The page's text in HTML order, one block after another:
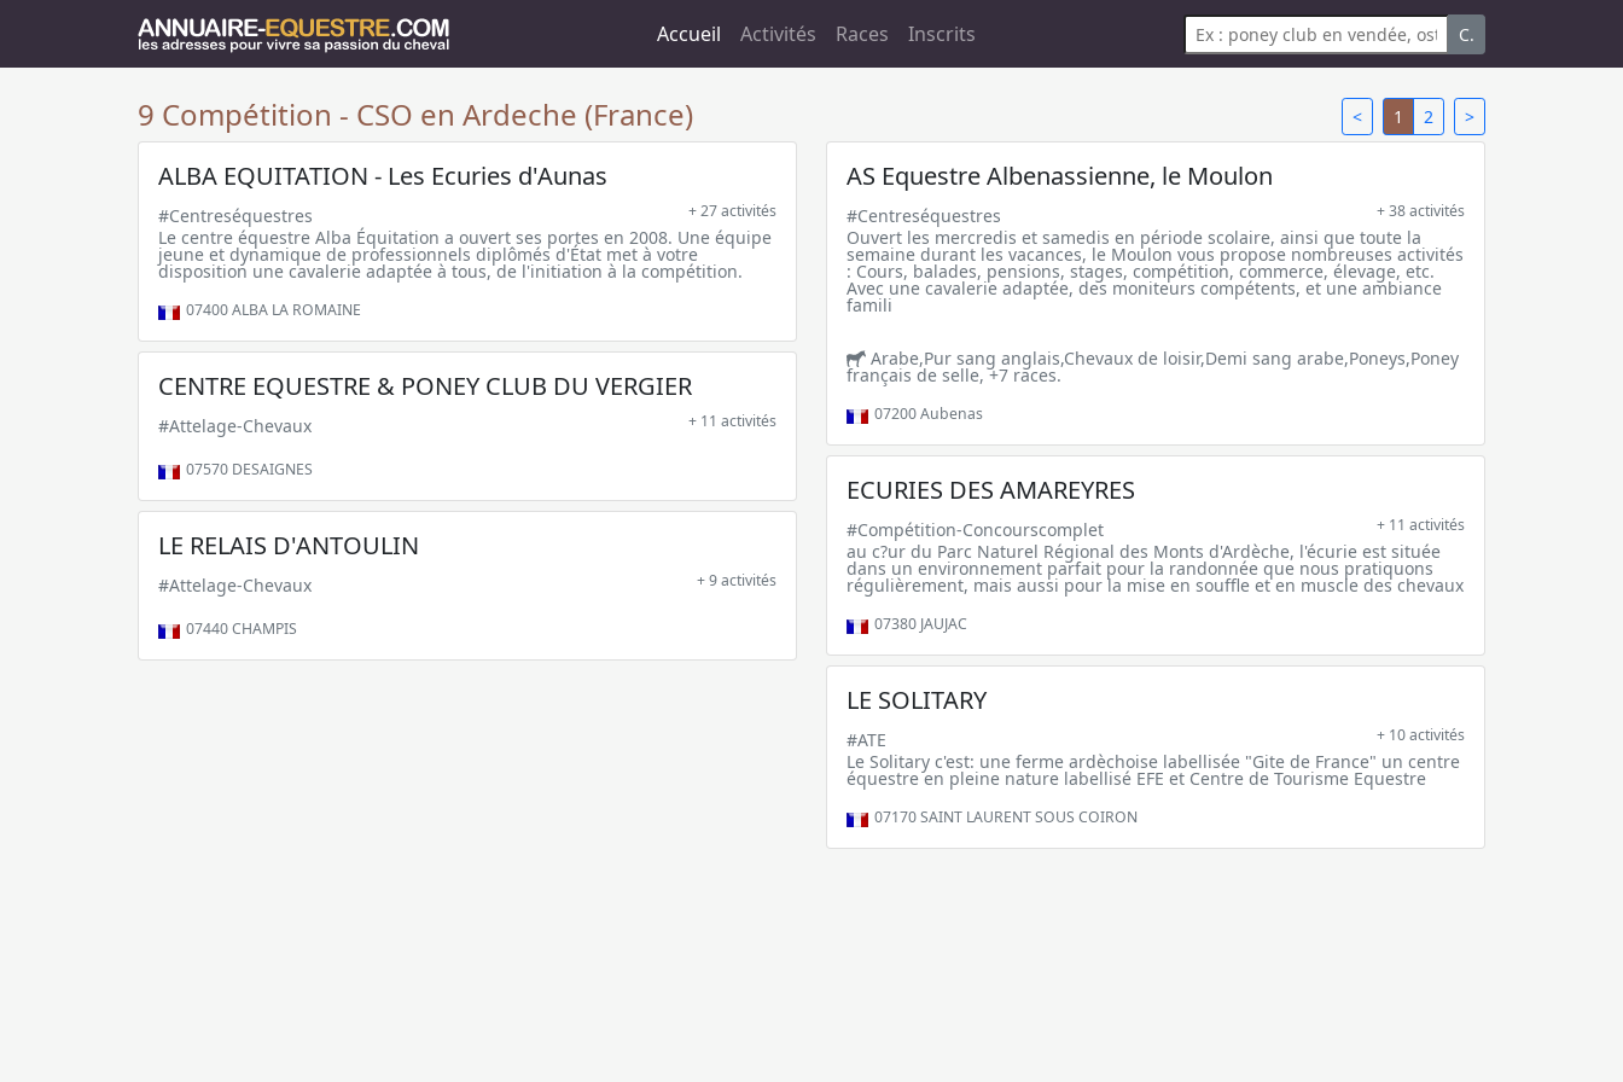
Accueil Activités Races Inscrits C.
< 1 2 >
9 Compétition - CSO en Ardeche (France)
ALBA EQUITATION - Les Ecuries d'Aunas
#Centreséquestres + 27 activités
Le centre équestre Alba Équitation a ouvert ses portes en 2008. Une équipe
jeune et dynamique de professionnels diplômés d'État met à votre
disposition une cavalerie adaptée à tous, de l'initiation à la compétition.
07400ALBA LA ROMAINE
AS Equestre Albenassienne, le Moulon
#Centreséquestres + 38 activités
Ouvert les mercredis et samedis en période scolaire, ainsi que toute la
semaine durant les vacances, le Moulon vous propose nombreuses activités
: Cours, balades, pensions, stages, compétition, commerce, élevage, etc.
Avec une cavalerie adaptée, des moniteurs compétents, et une ambiance
famili
Arabe,Pur sang anglais,Chevaux de loisir,Demi sang arabe,Poneys,Poney
français de selle, +7 races.
07200Aubenas
CENTRE EQUESTRE & PONEY CLUB DU VERGIER
#Attelage-Chevaux + 11 activités
07570 DESAIGNES
ECURIES DES AMAREYRES
#Compétition-Concourscomplet + 11 activités
au c?ur du Parc Naturel Régional des Monts d'Ardèche, l'écurie est située
dans un environnement parfait pour la randonnée que nous pratiquons
régulièrement, mais aussi pour la mise en souffle et en muscle des chevaux
07380 JAUJAC
LE RELAIS D'ANTOULIN
#Attelage-Chevaux + 9 activités
07440CHAMPIS
LE SOLITARY
#ATE + 10 activités
Le Solitary c'est: une ferme ardèchoise labellisée "Gite de France" un centre
équestre en pleine nature labellisé EFE et Centre de Tourisme Equestre
07170SAINT LAURENT SOUS COIRON